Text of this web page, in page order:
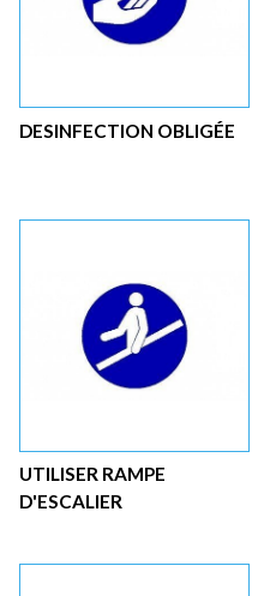
DESINFECTION OBLIGÉE
UTILISER RAMPE
D'ESCALIER